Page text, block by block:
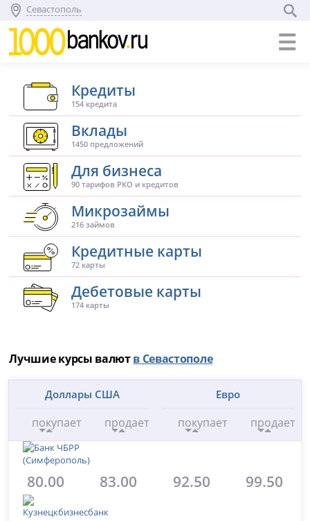
Севастополь
Кредиты
154 кредита
Вклады
1450 предложений
Для бизнеса
90 тарифов РКО и кредитов
Микрозаймы
216 займов
Кредитные карты
72 карты
Дебетовые карты
174 карты
Лучшие курсы валютв Севастополе
Доллары США
покупает продает
Евро
покупает продает
80.00 83.00 92.50 99.50